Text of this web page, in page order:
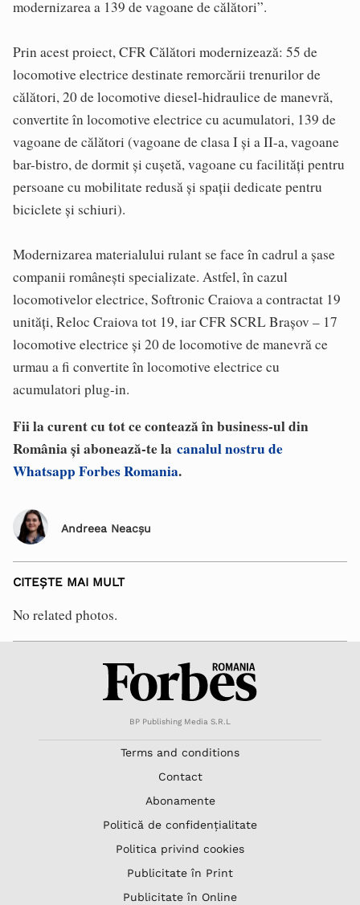
modernizarea a 139 de vagoane de călători”.
Prin acest proiect, CFR Călători modernizează: 55 de
locomotive electrice destinate remorcării trenurilor de
călători, 20 de locomotive diesel-hidraulice de manevră,
convertite în locomotive electrice cu acumulatori, 139 de
vagoane de călători (vagoane de clasa I şi a II-a, vagoane
bar-bistro, de dormit şi cuşetă, vagoane cu facilităţi pentru
persoane cu mobilitate redusă şi spaţii dedicate pentru
biciclete şi schiuri).
Modernizarea materialului rulant se face în cadrul a şase
companii româneşti specializate. Astfel, în cazul
locomotivelor electrice, Softronic Craiova a contractat 19
unităţi, Reloc Craiova tot 19, iar CFR SCRL Braşov – 17
locomotive electrice şi 20 de locomotive de manevră ce
urmau a fi convertite în locomotive electrice cu
acumulatori plug-in.
Fii la curent cu tot ce contează în business-ul din
România și abonează-te la canalul nostru de
Whatsapp Forbes Romania.
Andreea Neacșu
CITEȘTE MAI MULT
No related photos.
BP Publishing Media S.R.L
Terms and conditions
Contact
Abonamente
Politică de confidențialitate
Politica privind cookies
Publicitate în Print
Publicitate în Online